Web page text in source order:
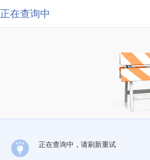
正在查询中
正在查询中，请刷新重试